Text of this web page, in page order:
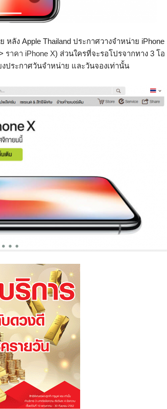
ลัง Apple Thailand ประกาศวางจำหน่าย iPhone
ราคา iPhone X) ส่วนใครที่จะรอโปรจากทาง 3 โอ
ประกาศวันจำหน่าย และวันจองเท่านั้น